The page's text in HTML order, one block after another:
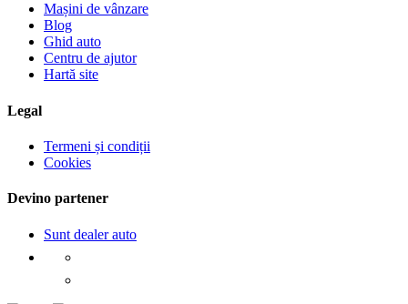
Mașini de vânzare
Blog
Ghid auto
Centru de ajutor
Hartă site
Legal
Termeni și condiții
Cookies
Devino partener
Sunt dealer auto